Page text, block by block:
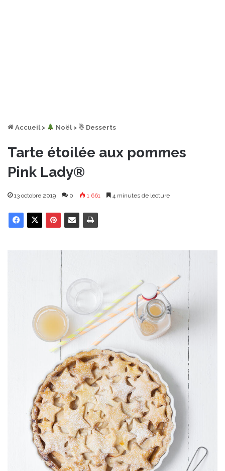
Accueil > ︎ Noël > ☃ Desserts
Tarte étoilée aux pommes
Pink Lady®
13 octobre 2019 0 1 661 4 minutes de lecture